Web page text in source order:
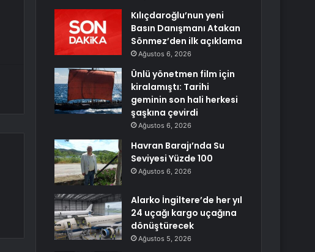
Kılıçdaroğlu’nun yeni
Basın Danışmanı Atakan
Sönmez’den ilk açıklama
Ağustos 6, 2026
Ünlü yönetmen film için
kiralamıştı: Tarihi
geminin son hali herkesi
şaşkına çevirdi
Ağustos 6, 2026
Havran Barajı’nda Su
Seviyesi Yüzde 100
Ağustos 6, 2026
Alarko İngiltere’de her yıl
24 uçağı kargo uçağına
dönüştürecek
Ağustos 5, 2026